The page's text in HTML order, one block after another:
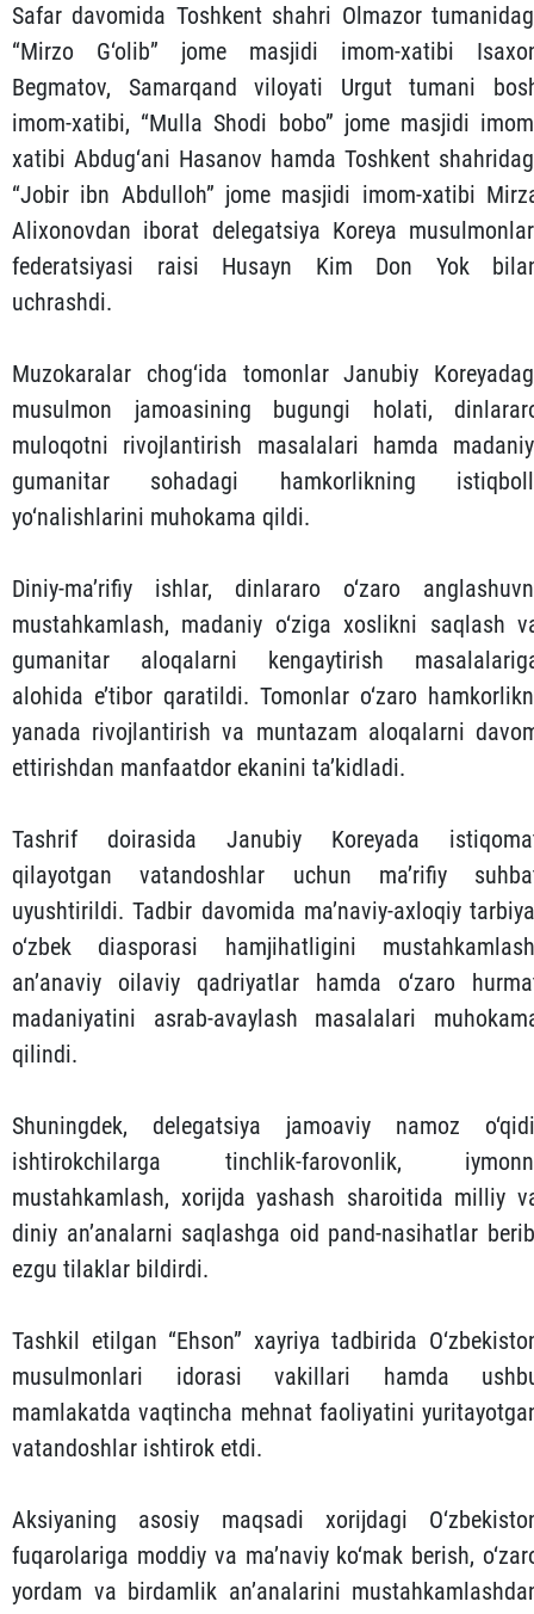
Safar davomida Toshkent shahri Olmazor
“Mirzo G‘olib” jome masjidi imom-xatibi
Begmatov, Samarqand viloyati Urgut tumani
imom-xatibi, “Mulla Shodi bobo” jome masjidi
xatibi Abdug‘ani Hasanov hamda Toshkent
“Jobir ibn Abdulloh” jome masjidi imom-xatibi
Alixonovdan iborat delegatsiya Koreya
federatsiyasi raisi Husayn Kim Don Yok
uchrashdi.
Muzokaralar chog‘ida tomonlar Janubiy
musulmon jamoasining bugungi holati,
muloqotni rivojlantirish masalalari hamda
gumanitar sohadagi hamkorlikning
yo‘nalishlarini muhokama qildi.
Diniy-ma’rifiy ishlar, dinlararo o‘zaro
mustahkamlash, madaniy o‘ziga xoslikni saqlash
gumanitar aloqalarni kengaytirish
alohida e’tibor qaratildi. Tomonlar o‘zaro
yanada rivojlantirish va muntazam aloqalarni
ettirishdan manfaatdor ekanini ta’kidladi.
Tashrif doirasida Janubiy Koreyada
qilayotgan vatandoshlar uchun ma’rifiy
uyushtirildi. Tadbir davomida ma’naviy-axloqiy
o‘zbek diasporasi hamjihatligini
an’anaviy oilaviy qadriyatlar hamda o‘zaro
madaniyatini asrab-avaylash masalalari
qilindi.
Shuningdek, delegatsiya jamoaviy namoz
ishtirokchilarga tinchlik-farovonlik,
mustahkamlash, xorijda yashash sharoitida milliy
diniy an’analarni saqlashga oid pand-nasihatlar
ezgu tilaklar bildirdi.
Tashkil etilgan “Ehson” xayriya tadbirida
musulmonlari idorasi vakillari hamda
mamlakatda vaqtincha mehnat faoliyatini
vatandoshlar ishtirok etdi.
Aksiyaning asosiy maqsadi xorijdagi
fuqarolariga moddiy va ma’naviy ko‘mak berish,
yordam va birdamlik an’analarini